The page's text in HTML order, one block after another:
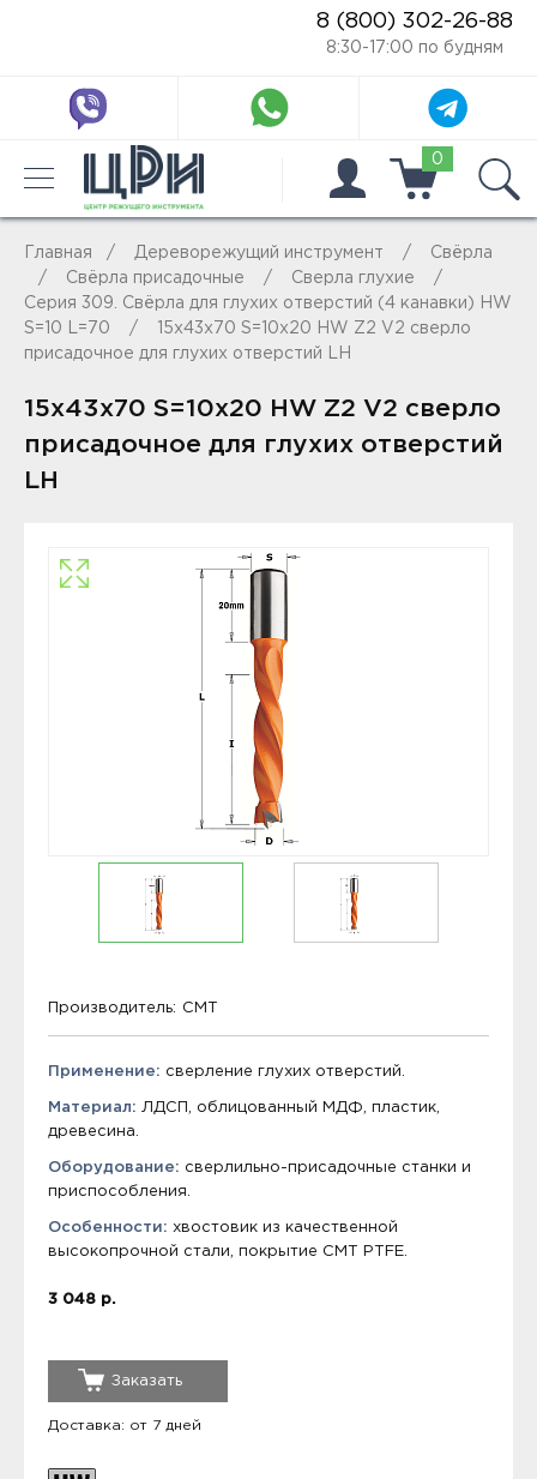
8 (800) 302-26-88
8:30-17:00 по будням
0
Главная Дереворежущий инструмент
Свёрла
Свёрла присадочные
Сверла глухие
Серия 309. Свёрла для глухих отверстий (4 канавки) HW
S=10 L=70
15x43x70 S=10x20 HW Z2 V2 сверло
присадочное для глухих отверстий LH
15x43x70 S=10x20 HW Z2 V2 сверло
присадочное для глухих отверстий
LH
Производитель: CMT
Применение: сверление глухих отверстий.
Материал: ЛДСП, облицованный МДФ, пластик,
древесина.
Оборудование: сверлильно-присадочные станки и
приспособления.
Особенности: хвостовик из качественной
высокопрочной стали, покрытие СМТ PTFE.
3 048 р.
Заказать
Доставка: от 7 дней